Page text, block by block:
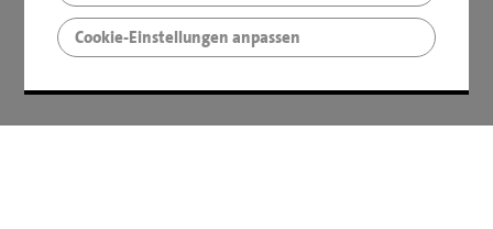
Cookie-Einstellungen anpassen